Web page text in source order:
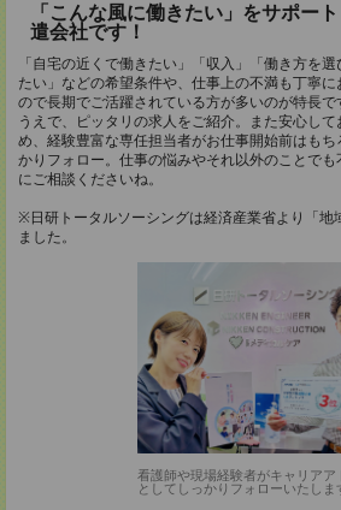
「こんな風に働きたい」をサポー
遣会社です！
「自宅の近くで働きたい」「収入」「働き方を
たい」などの希望条件や、仕事上の不満も丁寧
ので長期でご活躍されている方が多いのが特長
うえで、ピッタリの求人をご紹介。また安心し
め、経験豊富な専任担当者がお仕事開始前はも
かりフォロー。仕事の悩みやそれ以外のことで
にご相談くださいね。
※日研トータルソーシングは経済産業省より「地
ました。
看護師や現場経験者がキャリアア
としてしっかりフォローいたしま